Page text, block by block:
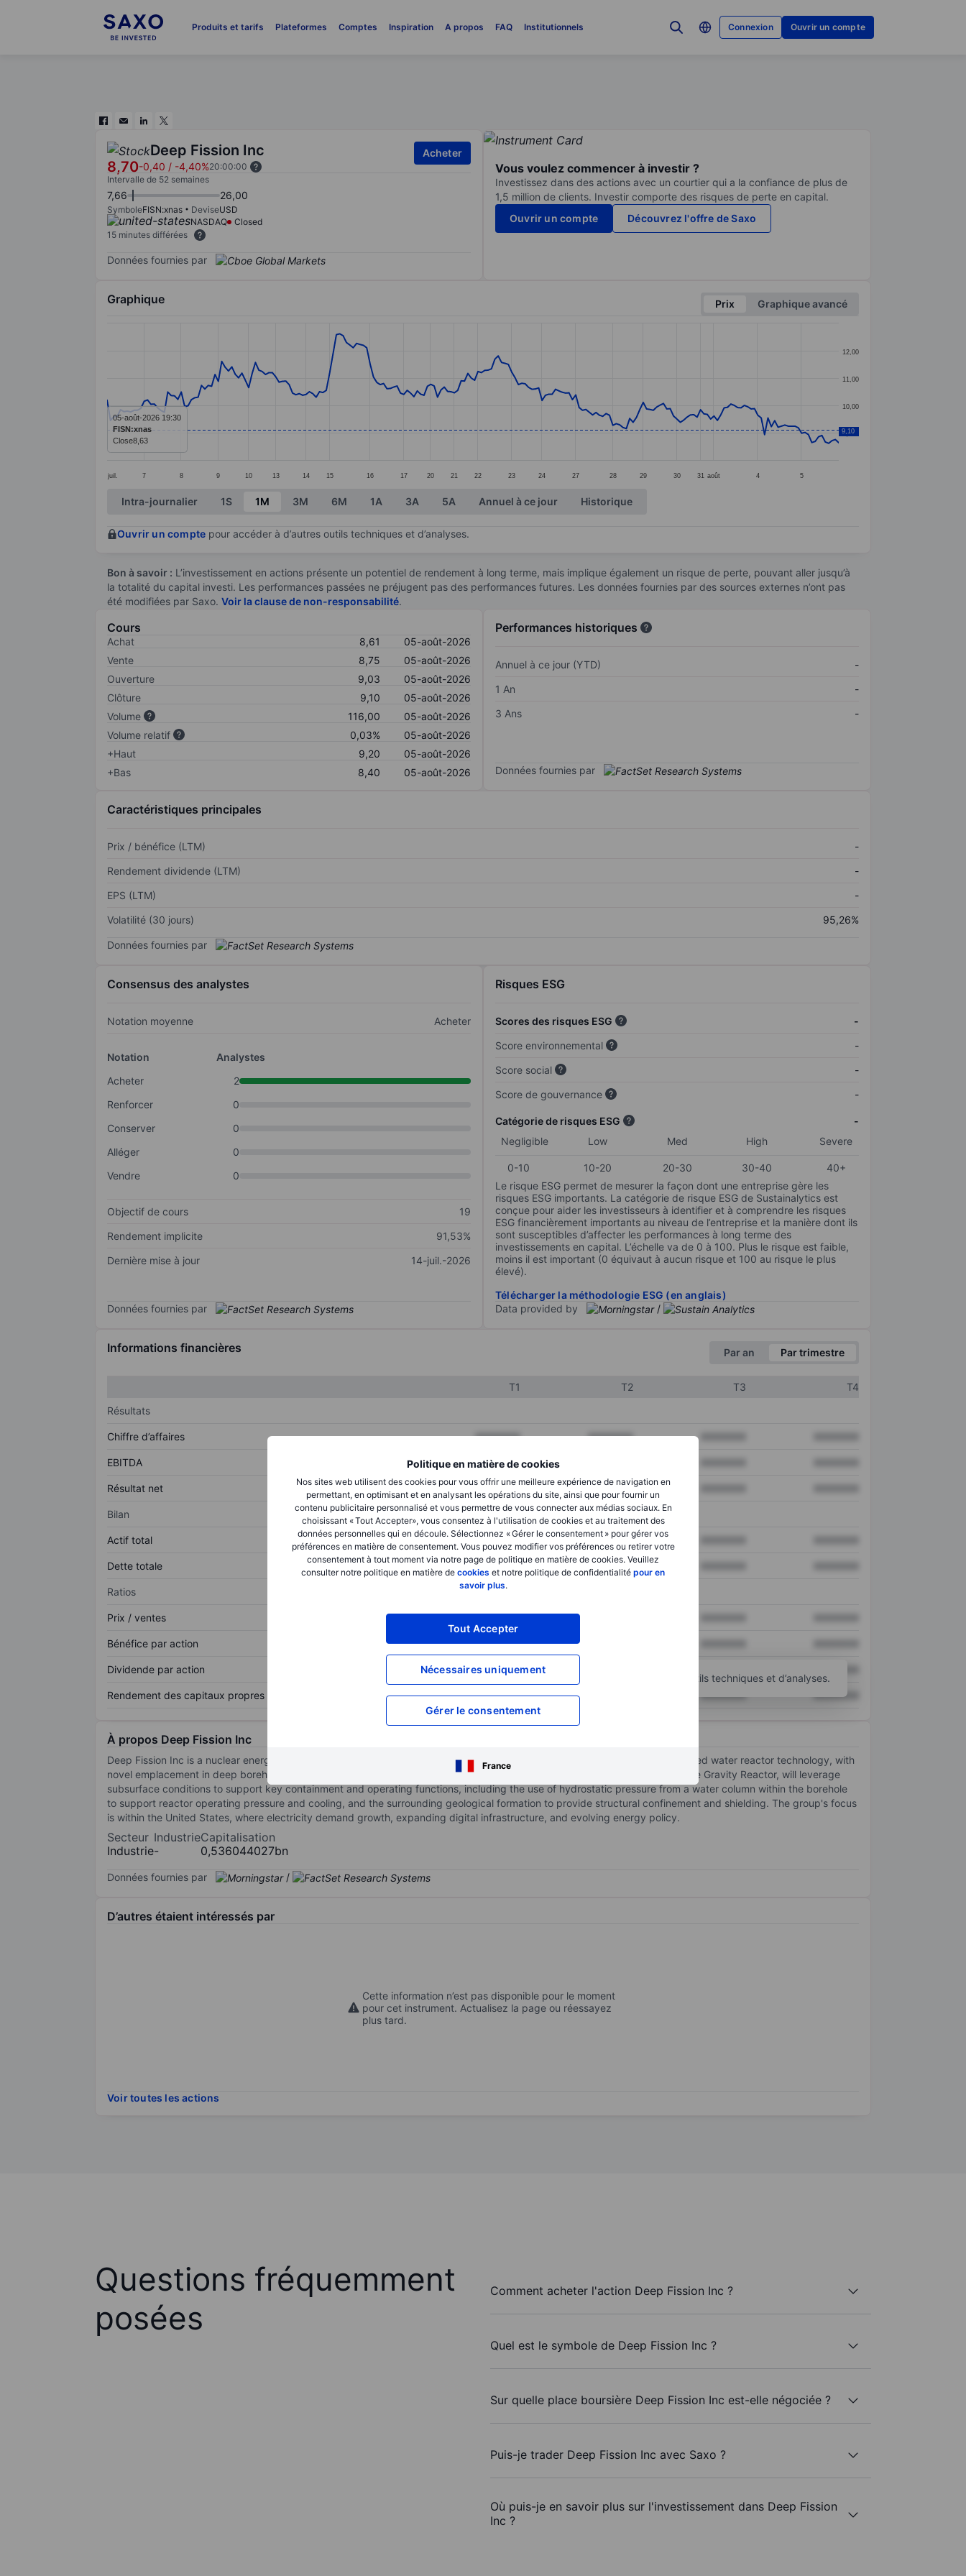
Produits et tarifs Plateformes Comptes Inspiration A propos FAQ Institutionnels Connexion Ouvrir un compte
Politique en matière de cookies
Nos sites web utilisent des cookies pour vous offrir une meilleure expérience de navigation en
permettant, en optimisant et en analysant les opérations du site, ainsi que pour fournir un
contenu publicitaire personnalisé et vous permettre de vous connecter aux médias sociaux. En
choisissant « Tout Accepter», vous consentez à l'utilisation de cookies et au traitement des
données personnelles qui en découle. Sélectionnez « Gérer le consentement » pour gérer vos
préférences en matière de consentement. Vous pouvez modifier vos préférences ou retirer votre
consentement à tout moment via notre page de politique en matière de cookies. Veuillez
consulter notre politique en matière de cookies et notre politique de confidentialité pour en
savoir plus.
Tout Accepter
Nécessaires uniquement
Gérer le consentement
France
Deep Fission Inc
8,70-0,40 / -4,40%20:00:00
Acheter
Intervalle de 52 semaines
7,66 26,00
SymboleFISN:xnas DeviseUSD
NASDAQ
Closed
15 minutes différées
Données fournies par
Vous voulez commencer à investir ?
Investissez dans des actions avec un courtier qui a la confiance de plus de
1,5 million de clients. Investir comporte des risques de perte en capital.
Ouvrir un compte
Découvrez l'offre de Saxo
Graphique Prix
Graphique avancé
Line chart with 218 data points.
The chart has 1 X axis displaying categories.
The chart has 1 Y axis displaying values. Data ranges from 8.61 to 12.62.
juil. 7 8 9 10 13 14 15 16 17 20 21 22 23 24 27 28 29 30 31 août 4 5
9,00
10,00
11,00
12,00
9,10
05-août-2026 19:30
FISN:xnas
Close8,63
End of interactive chart.
Intra-journalier 1S 1M 3M 6M 1A 3A 5A Annuel à ce jour Historique
Ouvrir un compte pour accéder à d’autres outils techniques et d’analyses.
Bon à savoir : L’investissement en actions présente un potentiel de rendement à long terme, mais implique également un risque de perte, pouvant aller jusqu’à
la totalité du capital investi. Les performances passées ne préjugent pas des performances futures. Les données fournies par des sources externes n’ont pas
été modifiées par Saxo. Voir la clause de non-responsabilité.
Cours
Achat 8,61
05-août-2026
Vente
8,75
05-août-2026
Ouverture
9,03
05-août-2026
Clôture
9,10
05-août-2026
Volume
116,00
05-août-2026
Volume relatif
0,03%
05-août-2026
+Haut
9,20
05-août-2026
+Bas
8,40 05-août-2026
Performances historiques
Annuel à ce jour (YTD)
-
1 An
-
3 Ans
-
Données fournies par
Caractéristiques principales
Prix / bénéfice (LTM)
-
Rendement dividende (LTM)
-
EPS (LTM)
-
Volatilité (30 jours)
95,26%
Données fournies par
Consensus des analystes
Notation moyenne Acheter
Notation
Analystes
Acheter
2
Renforcer
0
Conserver
0
Alléger
0
Vendre
0
Objectif de cours
19
Rendement implicite
91,53%
Dernière mise à jour
14-juil.-2026
Données fournies par
Risques ESG
Scores des risques ESG
-
Score environnemental
-
Score social
-
Score de gouvernance
-
Catégorie de risques ESG
-
Negligible
Low Med High Severe
0-10 10-20 20-30 30-40
40+
Le risque ESG permet de mesurer la façon dont une entreprise gère les
risques ESG importants. La catégorie de risque ESG de Sustainalytics est
conçue pour aider les investisseurs à identifier et à comprendre les risques
ESG financièrement importants au niveau de l’entreprise et la manière dont ils
sont susceptibles d’affecter les performances à long terme des
investissements en capital. L’échelle va de 0 à 100. Plus le risque est faible,
moins il est important (0 équivaut à aucun risque et 100 au risque le plus
élevé).
Télécharger la méthodologie ESG (en anglais)
Data provided by
/
Informations financières Par an Par trimestre
T1 T2 T3
T4
Résultats
Chiffre d’affaires XXXXXXX XXXXXXX
EBITDA XXXXXXX
Résultat net XXXXXXX XXXXXXX
Bilan
Actif total XXXXXXX XXXXXXX
Dette totale XXXXXXX XXXXXXX
Ratios
Prix / ventes XXXXXXX
Bénéfice par action XXXXXXX
Dividende par action XXXXXXX
Rendement des capitaux propres XXXXXXX XXXXXXX XXXXXXX
Ouvrir un compte pour accéder à d’autres outils techniques et d’analyses.
À propos Deep Fission Inc
Deep Fission Inc is a nuclear energy technology company developing a small modular reactor based on established pressurized water reactor technology, with
novel emplacement in deep boreholes approximately one mile below the Earth's surface. Its reactor, which is referred to as the Gravity Reactor, will leverage
subsurface conditions to support key containment and operating functions, including the use of hydrostatic pressure from a water column within the borehole
to support reactor operating pressure and cooling, and the surrounding geological formation to provide structural confinement and shielding. The group's focus
is within the United States, where electricity demand growth, expanding digital infrastructure, and evolving energy policy.
Secteur
Industrie
Industrie
-
Capitalisation
0,536044027bn
Données fournies par /
D’autres étaient intéressés par
Cette information n’est pas disponible pour le moment
pour cet instrument. Actualisez la page ou réessayez
plus tard.
Voir toutes les actions
Questions fréquemment
posées
Comment acheter l'action Deep Fission Inc ?
Quel est le symbole de Deep Fission Inc ?
Sur quelle place boursière Deep Fission Inc est-elle négociée ?
Puis-je trader Deep Fission Inc avec Saxo ?
Où puis-je en savoir plus sur l'investissement dans Deep Fission
Inc ?